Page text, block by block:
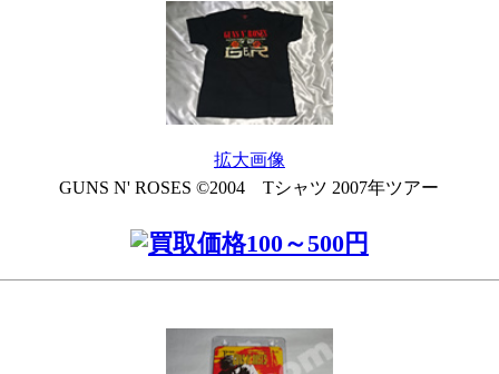
拡大画像
GUNS N' ROSES ©2004 Tシャツ 2007年ツアー